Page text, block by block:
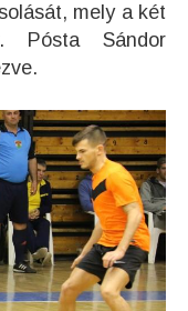
mely a két
Pósta Sándor